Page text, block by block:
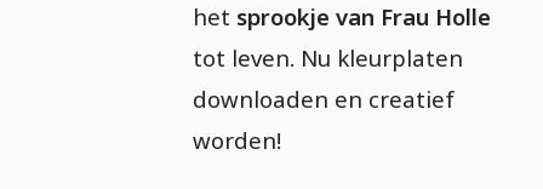
het sprookje van Frau Holle
tot leven. Nu kleurplaten
downloaden en creatief
worden!